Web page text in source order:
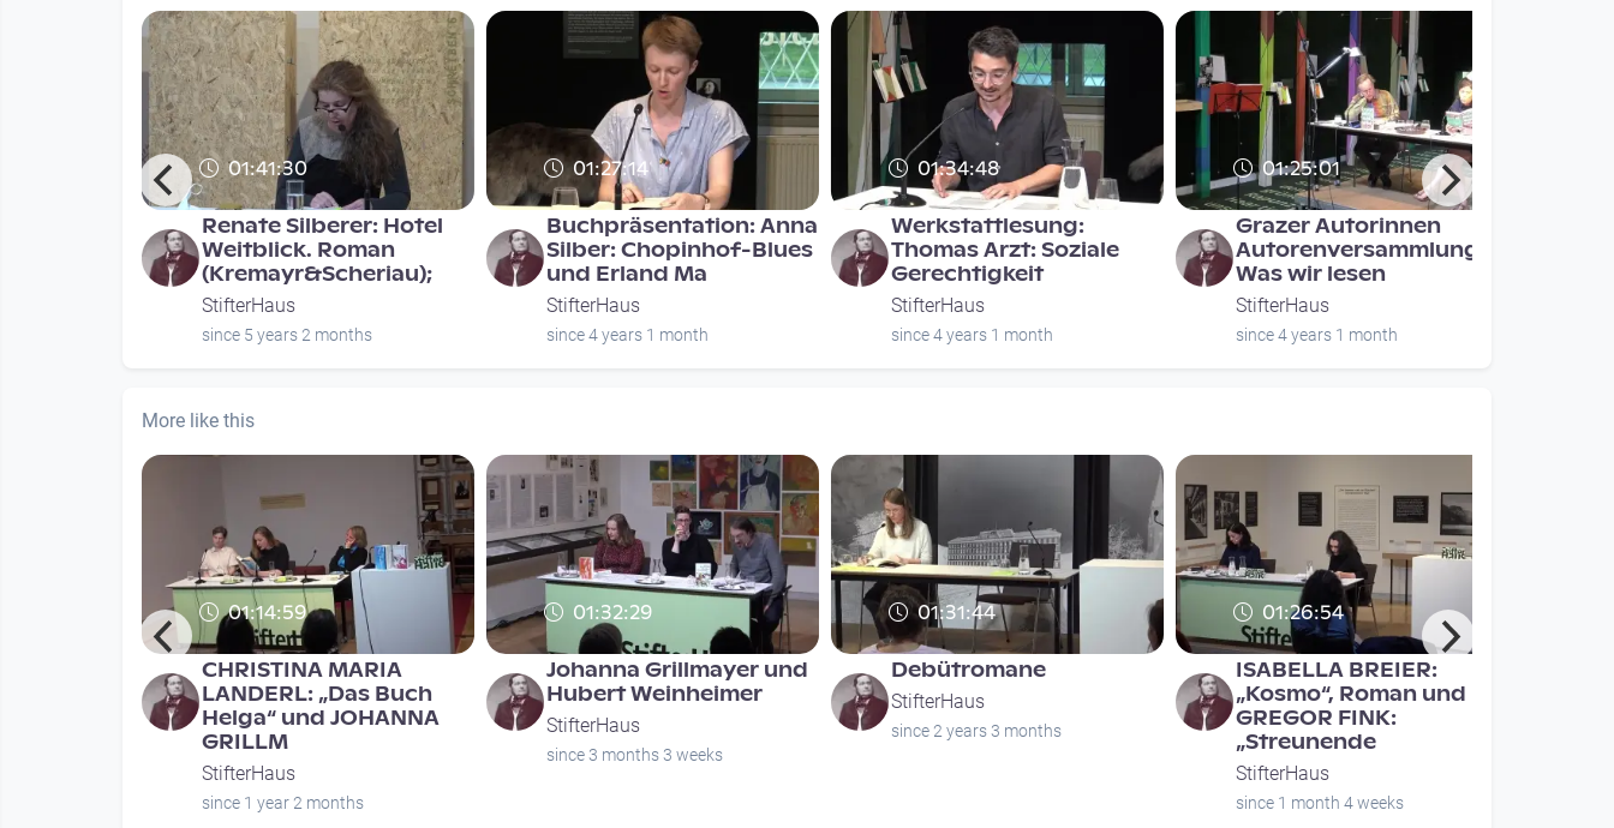
01:41:30
Renate Silberer: Hotel
Weitblick. Roman
(Kremayr&Scheriau);
StifterHaus
since 5 years 2 months
01:27:14
Buchpräsentation: Anna
Silber: Chopinhof-Blues
und Erland Ma
StifterHaus
since 4 years 1 month
01:34:48
Werkstattlesung:
Thomas Arzt: Soziale
Gerechtigkeit
StifterHaus
since 4 years 1 month
01:25:01
Grazer Autorinnen
Autorenversammlung -
Was wir lesen
StifterHaus
since 4 years 1 month
More like this
01:14:59
CHRISTINA MARIA
LANDERL: „Das Buch
Helga“ und JOHANNA
GRILLM
StifterHaus
since 1 year 2 months
01:32:29
Johanna Grillmayer und
Hubert Weinheimer
StifterHaus
since 3 months 3 weeks
01:31:44
Debütromane
StifterHaus
since 2 years 3 months
01:26:54
ISABELLA BREIER:
„Kosmo“, Roman und
GREGOR FINK:
„Streunende
StifterHaus
since 1 month 4 weeks